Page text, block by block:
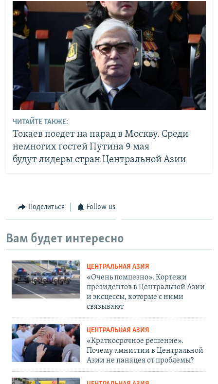
ЧИТАЙТЕ ТАКЖЕ:
Токаев поедет на парад в Москву. Среди
немногих гостей Путина 9 мая
будут лидеры стран Центральной Азии
Поделиться Follow us
Вам будет интересно
ЦЕНТРАЛЬНАЯ АЗИЯ
«Очень помпезно». Кортежи
президентов в Центральной Азии
и эксцессы, которые с ними
связывают
ЦЕНТРАЛЬНАЯ АЗИЯ
«Краткосрочное решение».
Почему амнистии в Центральной
Азии не панацея от проблемы?